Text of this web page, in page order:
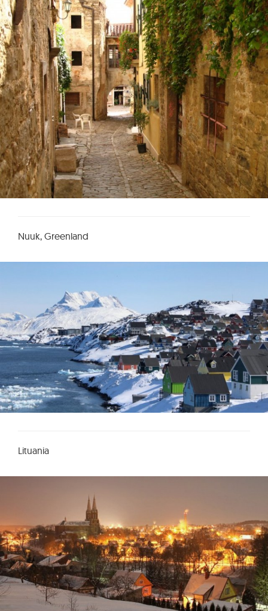
Nuuk, Greenland
Lituania